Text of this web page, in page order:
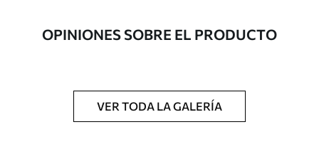
artículo
Impreso bajo pedido y entregado en
rollos de hasta 50 cm de ancho.
OPINIONES SOBRE EL PRODUCTO
VER TODA LA GALERÍA